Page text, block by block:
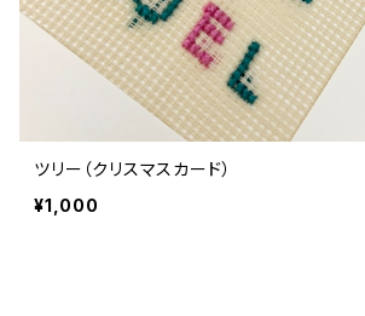
ツリー（クリスマスカード）
¥1,000